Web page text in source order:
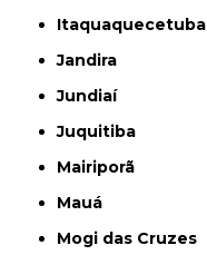
Itaquaquecetuba
Jandira
Jundiaí
Juquitiba
Mairiporã
Mauá
Mogi das Cruzes